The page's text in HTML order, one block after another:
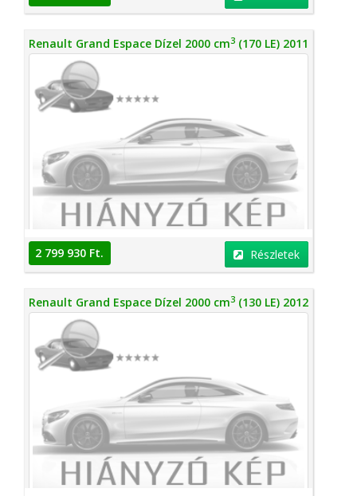
Renault Grand Espace Dízel 2000 cm3 (170 LE) 2011
2 799 930 Ft. Részletek
Renault Grand Espace Dízel 2000 cm3 (130 LE) 2012